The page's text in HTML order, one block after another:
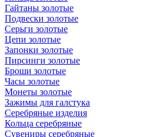
Гайтаны золотые
Подвески золотые
Серьги золотые
Цепи золотые
Запонки золотые
Пирсинги золотые
Броши золотые
Часы золотые
Монеты золотые
Зажимы для галстука
Серебряные изделия
Кольца серебряные
Сувениры серебряные